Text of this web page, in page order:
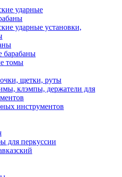
ударные
ударные установки,
томы
щетки, руты
клэмпы, держатели для
инструментов
для перкуссии